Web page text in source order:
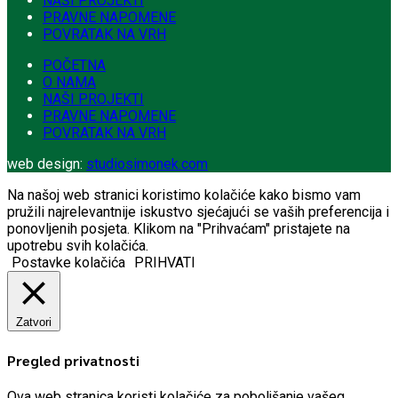
PRAVNE NAPOMENE
POVRATAK NA VRH
POČETNA
O NAMA
NAŠI PROJEKTI
PRAVNE NAPOMENE
POVRATAK NA VRH
web design: studiosimonek.com
Na našoj web stranici koristimo kolačiće kako bismo vam
pružili najrelevantnije iskustvo sjećajući se vaših preferencija i
ponovljenih posjeta. Klikom na "Prihvaćam" pristajete na
upotrebu svih kolačića.
Postavke kolačića
PRIHVATI
Zatvori
Pregled privatnosti